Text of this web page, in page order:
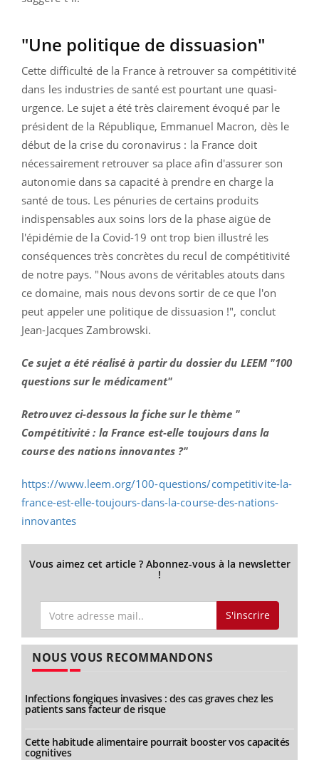
"Une politique de dissuasion"
Cette difficulté de la France à retrouver sa compétitivité
dans les industries de santé est pourtant une quasi-
urgence. Le sujet a été très clairement évoqué par le
président de la République, Emmanuel Macron, dès le
début de la crise du coronavirus : la France doit
nécessairement retrouver sa place afin d'assurer son
autonomie dans sa capacité à prendre en charge la
santé de tous. Les pénuries de certains produits
indispensables aux soins lors de la phase aigüe de
l'épidémie de la Covid-19 ont trop bien illustré les
conséquences très concrètes du recul de compétitivité
de notre pays. "Nous avons de véritables atouts dans
ce domaine, mais nous devons sortir de ce que l'on
peut appeler une politique de dissuasion !", conclut
Jean-Jacques Zambrowski.
Ce sujet a été réalisé à partir du dossier du LEEM "100
questions sur le médicament"
Retrouvez ci-dessous la fiche sur le thème "
Compétitivité : la France est-elle toujours dans la
course des nations innovantes ?"
https://www.leem.org/100-questions/competitivite-la-
france-est-elle-toujours-dans-la-course-des-nations-
innovantes
Vous aimez cet article ? Abonnez-vous à la newsletter
!
S'inscrire
NOUS VOUS RECOMMANDONS
Infections fongiques invasives : des cas graves chez les
patients sans facteur de risque
Cette habitude alimentaire pourrait booster vos capacités
cognitives